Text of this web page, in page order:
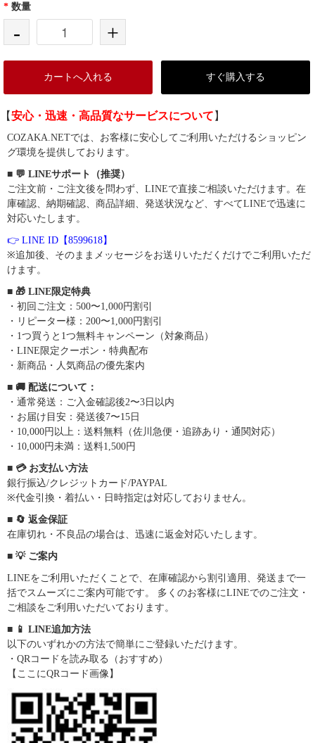
* 数量
- +
カートへ入れる すぐ購入する
【安心・迅速・高品質なサービスについて 】
COZAKA.NETでは、お客様に安心してご利用いただけるショッピン
グ環境を提供しております。
■ 💬 LINEサポート（推奨）
ご注文前・ご注文後を問わず、LINEで直接ご相談いただけます。在
庫確認、納期確認、商品詳細、発送状況など、すべてLINEで迅速に
対応いたします。
👉 LINE ID【8599618】
※追加後、そのままメッセージをお送りいただくだけでご利用いただ
けます。
■ 🎁 LINE限定特典
・初回ご注文：500〜1,000円割引
・リピーター様：200〜1,000円割引
・1つ買うと1つ無料キャンペーン（対象商品）
・LINE限定クーポン・特典配布
・新商品・人気商品の優先案内
■ 🚚 配送について：
・通常発送：ご入金確認後2〜3日以内
・お届け目安：発送後7〜15日
・10,000円以上：送料無料（佐川急便・追跡あり・通関対応）
・10,000円未満：送料1,500円
■ 💳 お支払い方法
銀行振込/クレジットカード/PAYPAL
※代金引換・着払い・日時指定は対応しておりません。
■ 🔄 返金保証
在庫切れ・不良品の場合は、迅速に返金対応いたします。
■ 💡 ご案内
LINEをご利用いただくことで、在庫確認から割引適用、発送まで一
括でスムーズにご案内可能です。 多くのお客様にLINEでのご注文・
ご相談をご利用いただいております。
■ 📱 LINE追加方法
以下のいずれかの方法で簡単にご登録いただけます。
・QRコードを読み取る（おすすめ）
【ここにQRコード画像】